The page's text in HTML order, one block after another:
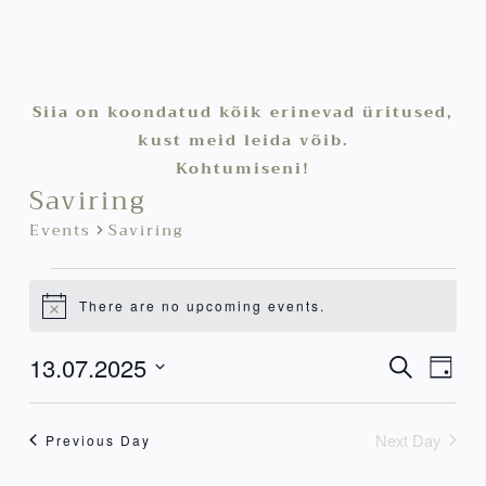
Siia on koondatud kõik erinevad üritused,
kust meid leida võib.
Kohtumiseni!
Saviring
Events Saviring
Events
for
13.juuli
2025
NoticeThere are no upcoming events.
Search
Day
13.07.2025
Select
Previous Day Next Day